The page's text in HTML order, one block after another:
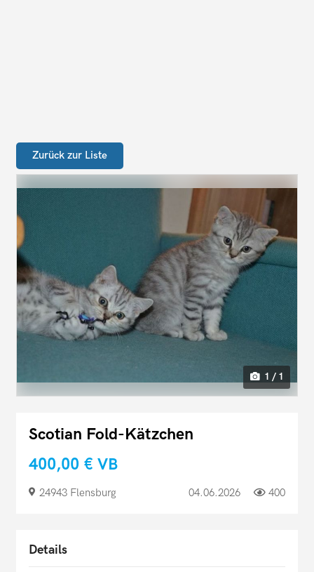
Zurück zur Liste
1 / 1
Scotian Fold-Kätzchen
400,00 € VB
24943 Flensburg 04.06.2026 400
Details